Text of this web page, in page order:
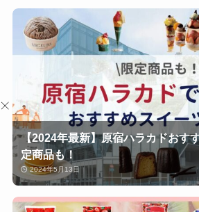
【2024年最新】原宿ハラカドおす
定商品も！
2024年5月13日